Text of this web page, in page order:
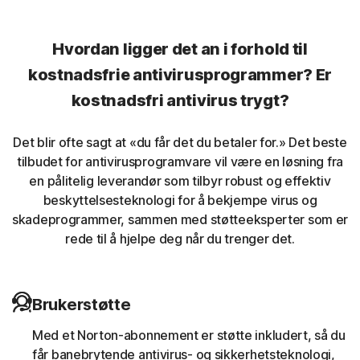
Uønskede leserutvidelser
Nortons inntrengingsforhindringssystem (IPS) bidrar til å
leserutvidelser.
Nettbanktrojanere
Norton-beskyttelse hjelper til med å blokkere og fjerne
trojanske hester som er kjent for å angripe bankøkter.
skadeprogrammer som bruker andres
Hvordan ligger det an i forhold til
kostnadsfrie antivirusprogrammer? Er
kostnadsfri antivirus trygt?
Det blir ofte sagt at «du får det du betaler for.» Det beste
tilbudet for antivirusprogramvare vil være en løsning fra
en pålitelig leverandør som tilbyr robust og effektiv
beskyttelsesteknologi for å bekjempe virus og
skadeprogrammer, sammen med støtteeksperter som er
rede til å hjelpe deg når du trenger det.
Brukerstøtte
Med et Norton-abonnement er støtte inkludert, så du
får banebrytende antivirus- og sikkerhetsteknologi,